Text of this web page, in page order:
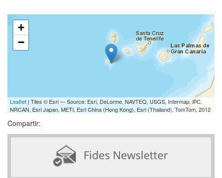
+
−
Leaflet | Tiles © Esri — Source: Esri, DeLorme, NAVTEQ, USGS, Intermap, iPC,
NRCAN, Esri Japan, METI, Esri China (Hong Kong), Esri (Thailand), TomTom, 2012
Compartir: